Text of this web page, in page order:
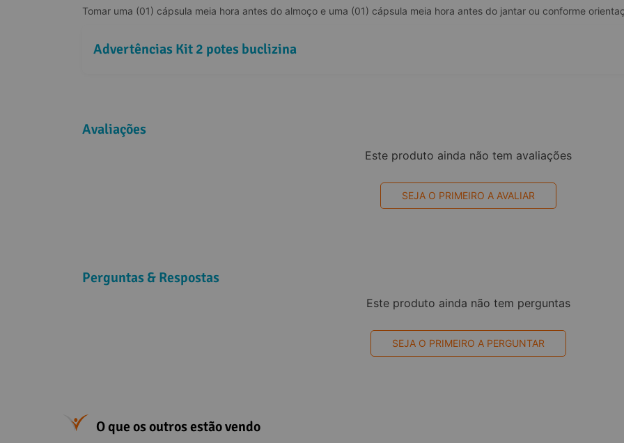
Tomar uma (01) cápsula meia hora antes do almoço e uma (01) cápsula meia hora antes do jantar ou conforme
Advertências Kit 2 potes buclizina
Avaliações
Este produto ainda não tem avaliações
SEJA O PRIMEIRO A AVALIAR
Perguntas & Respostas
Este produto ainda não tem perguntas
SEJA O PRIMEIRO A PERGUNTAR
O que os outros estão vendo